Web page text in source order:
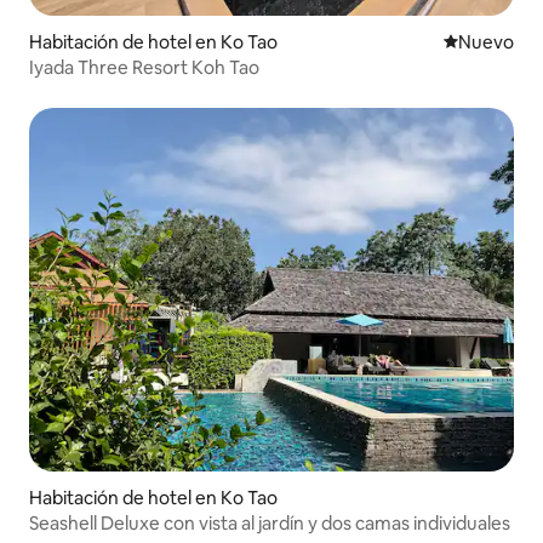
Habitación de hotel en Ko Tao Nuevo
Nuevo
Iyada Three Resort Koh Tao
Habitación de hotel en Ko Tao
Seashell Deluxe con vista al jardín y dos camas individuales